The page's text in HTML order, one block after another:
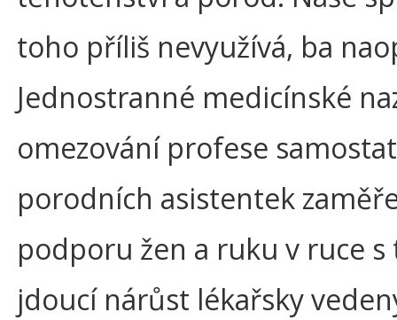
toho příliš nevyužívá, ba
Jednostranné medicínské
omezování profese
porodních asistentek
podporu žen a ruku v ruce s
jdoucí nárůst lékařsky